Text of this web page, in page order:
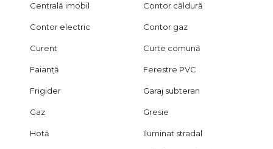
Centrală imobil Contor căldură
Contor electric Contor gaz
Curent Curte comună
Faianță Ferestre PVC
Frigider Garaj subteran
Gaz Gresie
Hotă Iluminat stradal